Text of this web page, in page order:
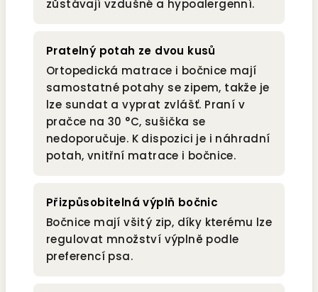
zůstávají vzdušné a hypoalergenní.
Pratelný potah ze dvou kusů
Ortopedická matrace i bočnice mají
samostatné potahy se zipem, takže je
lze sundat a vyprat zvlášť. Praní v
pračce na 30 °C, sušička se
nedoporučuje. K dispozici je i náhradní
potah, vnitřní matrace i bočnice.
Přizpůsobitelná výplň bočnic
Bočnice mají všitý zip, díky kterému lze
regulovat množství výplně podle
preferencí psa.